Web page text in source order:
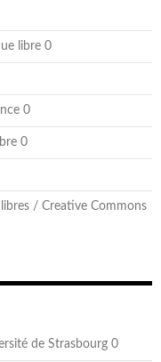
libre 0
0
0
/ Creative Commons
de Strasbourg 0